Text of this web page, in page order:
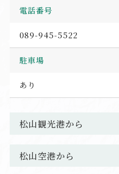
電話番号
089-945-5522
駐車場
あり
松山観光港から
松山空港から